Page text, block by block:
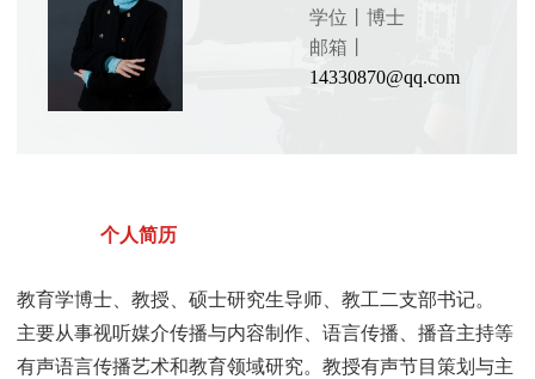
学位丨博士
邮箱丨
14330870@qq.com
个人简历
教育学博士、教授、硕士研究生导师、教工二支部书记。
主要从事视听媒介传播与内容制作、语言传播、播音主持等
有声语言传播艺术和教育领域研究。教授有声节目策划与主